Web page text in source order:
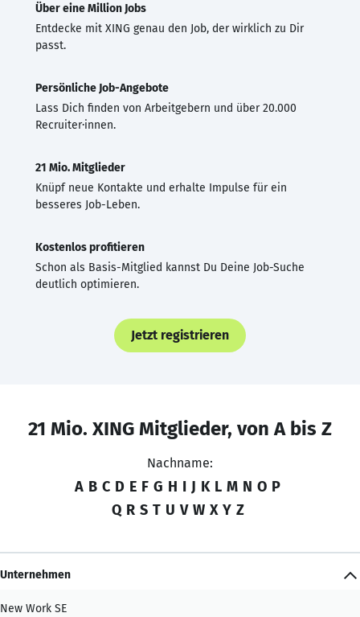
Über eine Million Jobs
Entdecke mit XING genau den Job, der wirklich zu Dir
passt.
Persönliche Job-Angebote
Lass Dich finden von Arbeitgebern und über 20.000
Recruiter·innen.
21 Mio. Mitglieder
Knüpf neue Kontakte und erhalte Impulse für ein
besseres Job-Leben.
Kostenlos profitieren
Schon als Basis-Mitglied kannst Du Deine Job-Suche
deutlich optimieren.
Jetzt registrieren
21 Mio. XING Mitglieder, von A bis Z
Nachname:
A B C D E F G H I J K L M N O P
Q R S T U V W X Y Z
Unternehmen
New Work SE